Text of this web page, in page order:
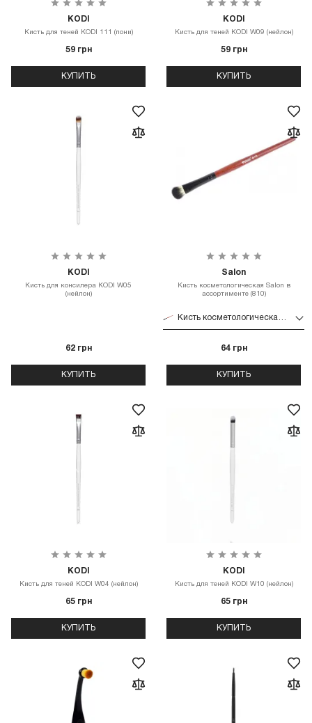
KODI
Кисть для теней KODI 111 (пони)
59 грн
КУПИТЬ
KODI
Кисть для теней KODI W09 (нейлон)
59 грн
КУПИТЬ
KODI
Кисть для консилера KODI W05
(нейлон)
62 грн
КУПИТЬ
Salon
Кисть косметологическая Salon в
ассортименте (810)
Кисть косметологическая Salon в ассортименте (810)
64 грн
КУПИТЬ
KODI
Кисть для теней KODI W04 (нейлон)
65 грн
КУПИТЬ
KODI
Кисть для теней KODI W10 (нейлон)
65 грн
КУПИТЬ